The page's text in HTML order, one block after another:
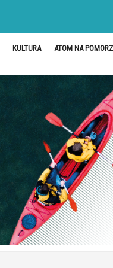
KULTURA ATOM NA